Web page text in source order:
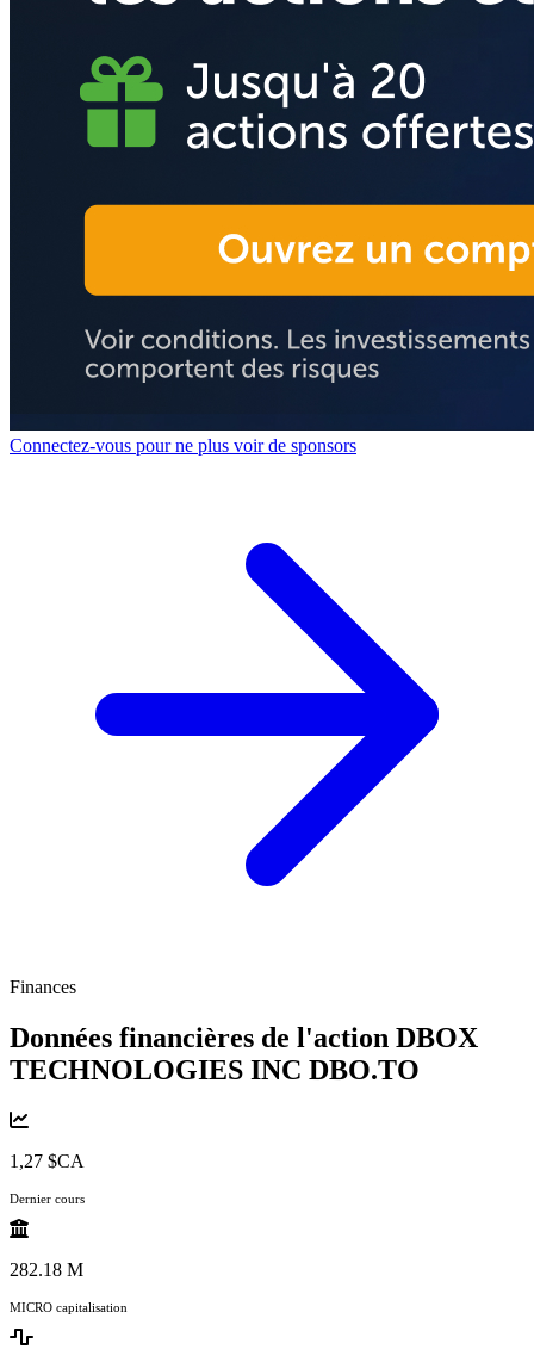
Connectez-vous pour ne plus voir de sponsors
Finances
Données financières de l'action DBOX
TECHNOLOGIES INC DBO.TO
1,27 $CA
Dernier cours
282.18 M
MICRO capitalisation